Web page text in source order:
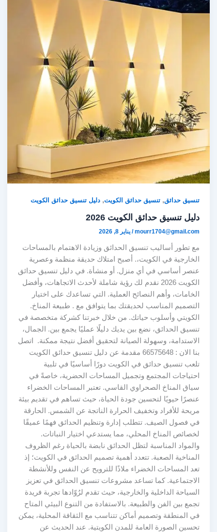
تنسيق حدائق,تنسيق حدائق الكويت,دليل تنسيق حدائق الكويت
دليل تنسيق حدائق الكويت 2026
mourr1704@gmail.com
/يناير 8, 2026
مع تطور أساليب تنسيق الحدائق وزيادة الاهتمام بالمساحات
الخارجية في الكويت،. أصبح امتلاك حديقة منظمة وعصرية
عنصر أساسي في أي منزل. أو منشأة. في دليل تنسيق حدائق
الكويت 2026 نقدم لك رؤية شاملة لأحدث الاتجاهات، وأفضل
الخامات، وأهم النصائح العملية. التي تساعدك على اختيار
التصميم المناسب لحديقتك بما يتوافق مع . طبيعة المناخ.
الكويتي وأسلوب حياتك. من خلال خبرتنا كشركة متخصصة في
تنسيق الحدائق، نضع بين يديك دليلًا عمليًا يجمع بين. الجمال،
الاستدامة، وسهولة الصيانة لتحقيق أفضل نتيجة ممكنة. اتصل
بنا الان : 66575648 مقدمة عن دليل تنسيق حدائق الكويت
تلعب تنسيق حدائق في الكويت دورًا أساسيًا في تلبية
احتياجات المجتمع وتجميل المساحات الحضرية، خاصةً في
سياق المناخ الصحراوي القاسي. تعتبر المساحات الخضراء
عنصرًا حيويًا لتحسين جودة الحياة، حيث تساهم في تقديم بيئة
مريحة للأفراد وتخفيف الحرارة الناتجة عن الشمس. الحارقة
في فصول الصيف. تتطلب إدارة وتنظيم الحدائق فهمًا عميقًا
لخصائص المناخ المحلي، مما يستدعي اختيار النباتات.
والمواد المناسبة لتظل الحدائق نابضة بالحياة رغم الظروف
المناخية الصعبة. تتعدد أهمية تصميم الحدائق في الكويت؛ إذ
تعد المساحات الخضراء ملاذًا للترويح عن النفس وللأنشطة
الاجتماعية. كما تساعد مشروعات تنسيق الحدائق في تعزيز
السياحة الداخلية والخارجية، حيث تقدم لرُوّادها تجربة فريدة
تجمع بين الفن والطبيعة. بالاستفادة من التنوع البيئي المتاح
في المنطقة وتصميم أماكن تتناسب مع الثقافة المحلية، يمكن
تحسين الصورة العامة للمدن الكويتية. عند الحديث عن